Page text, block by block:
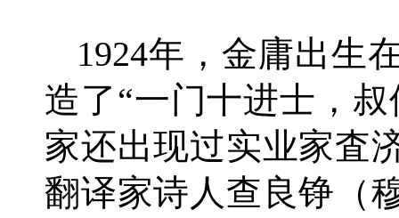
1924年，金庸出生
造了“一门十进士，
家还出现过实业家査
翻译家诗人查良铮（